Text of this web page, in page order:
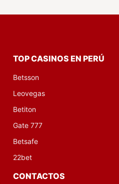
TOP CASINOS EN PERÚ
Betsson
Leovegas
Betiton
Gate 777
Betsafe
22bet
CONTACTOS